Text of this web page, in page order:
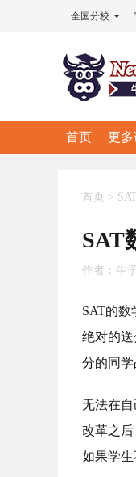
全国分校
首页 更多
首页 > SAT
SAT
作者： 牛
SAT的
绝对的
分的同学
无法在
改革之
如果学